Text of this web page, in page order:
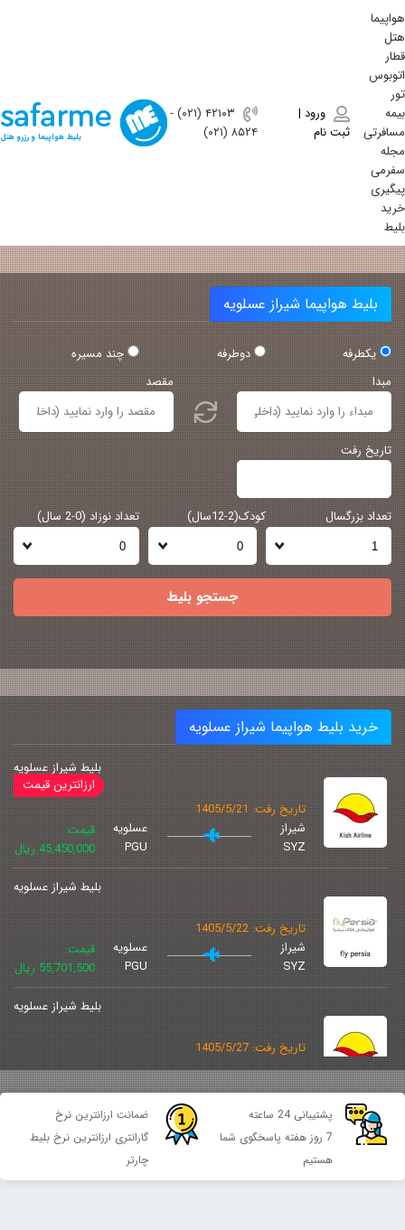
هواپیما
هتل
قطار
اتوبوس
تور
بیمه
مسافرتی
مجله
سفرمی
پیگیری
خرید
بلیط
ورود |
ثبت نام
(۰۲۱) ۴٢١٠٣
-
(۰۲۱) ۸۵۲۴
بلیط هواپیما و رزرو هتل
بلیط هواپیما شیراز عسلویه
یکطرفه دوطرفه
چند مسیره
مبدا
مقصد
تاریخ رفت
تعداد بزرگسال کودک(2-12سال) تعداد نوزاد (0-2 سال)
جستجو بلیط
خرید بلیط هواپیما شیراز عسلویه
بلیط شیراز عسلویه
تاریخ رفت: 1405/5/21
شیراز
SYZ
عسلویه
PGU
قیمت:
45,450,000 ریال
بلیط شیراز عسلویه
تاریخ رفت: 1405/5/22
شیراز
SYZ
عسلویه
PGU
قیمت:
55,701,500 ریال
بلیط شیراز عسلویه
تاریخ رفت: 1405/5/27
شیراز
SYZ
عسلویه
PGU
قیمت:
59,590,000 ریال
بلیط شیراز عسلویه
تاریخ رفت: 1405/5/28
شیراز
عسلویه
پشتیبانی 24 ساعته
7 روز هفته پاسخگوی شما
هستیم
ضمانت ارزانترین نرخ
گارانتری ارزانترین نرخ بلیط
چارتر